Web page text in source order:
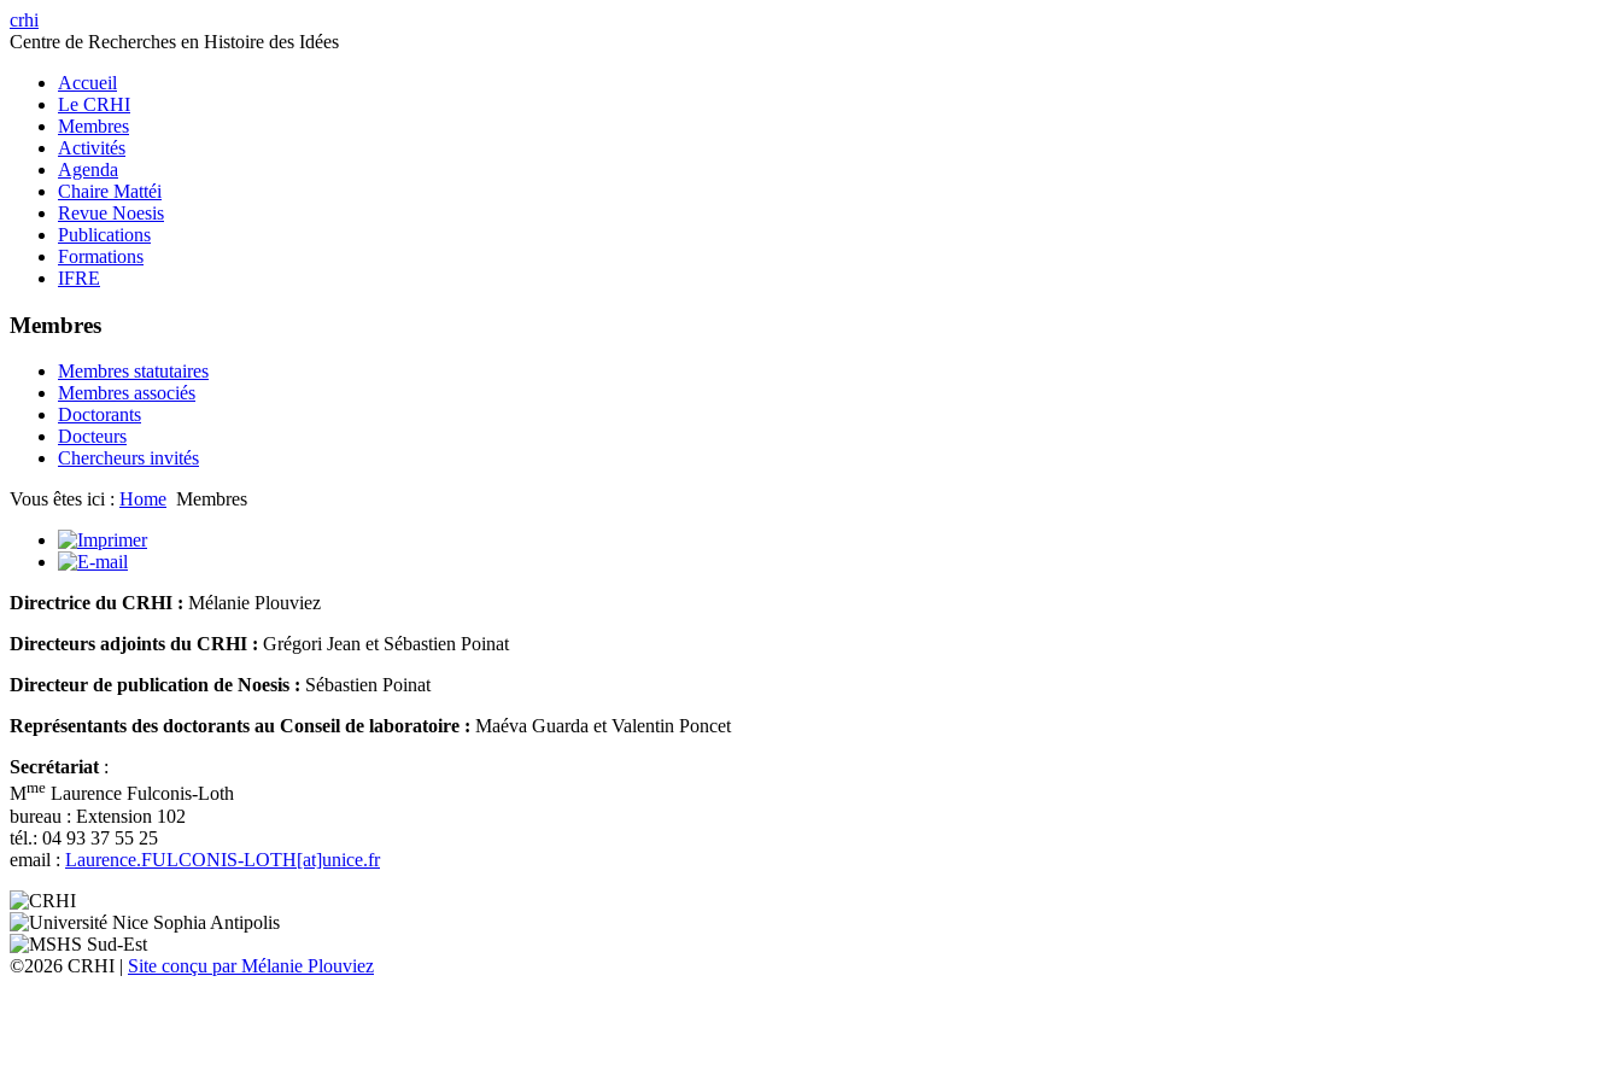
crhi
Centre de Recherches en Histoire des Idées
Accueil
Le CRHI
Membres
Activités
Agenda
Chaire Mattéi
Revue Noesis
Publications
Formations
IFRE
Membres
Membres statutaires
Membres associés
Doctorants
Docteurs
Chercheurs invités
Vous êtes ici : Home Membres
Directrice du CRHI : Mélanie Plouviez
Directeurs adjoints du CRHI : Grégori Jean et Sébastien Poinat
Directeur de publication de Noesis : Sébastien Poinat
Représentants des doctorants au Conseil de laboratoire : Maéva Guarda et Valentin Poncet
Secrétariat:
Mme Laurence Fulconis-Loth
bureau : Extension 102
tél.: 04 93 37 55 25
email : Laurence.FULCONIS-LOTH[at]unice.fr
©2026 CRHI | Site conçu par Mélanie Plouviez